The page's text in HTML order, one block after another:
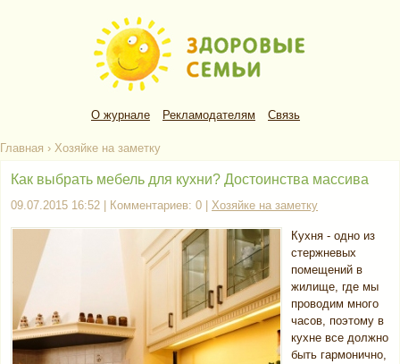
О журнале Рекламодателям Связь
Главная › Хозяйке на заметку
Как выбрать мебель для кухни? Достоинства массива
09.07.2015 16:52 | Комментариев: 0 | Хозяйке на заметку
Кухня - одно из
стержневых
помещений в
жилище, где мы
проводим много
часов, поэтому в
кухне все должно
быть гармонично,